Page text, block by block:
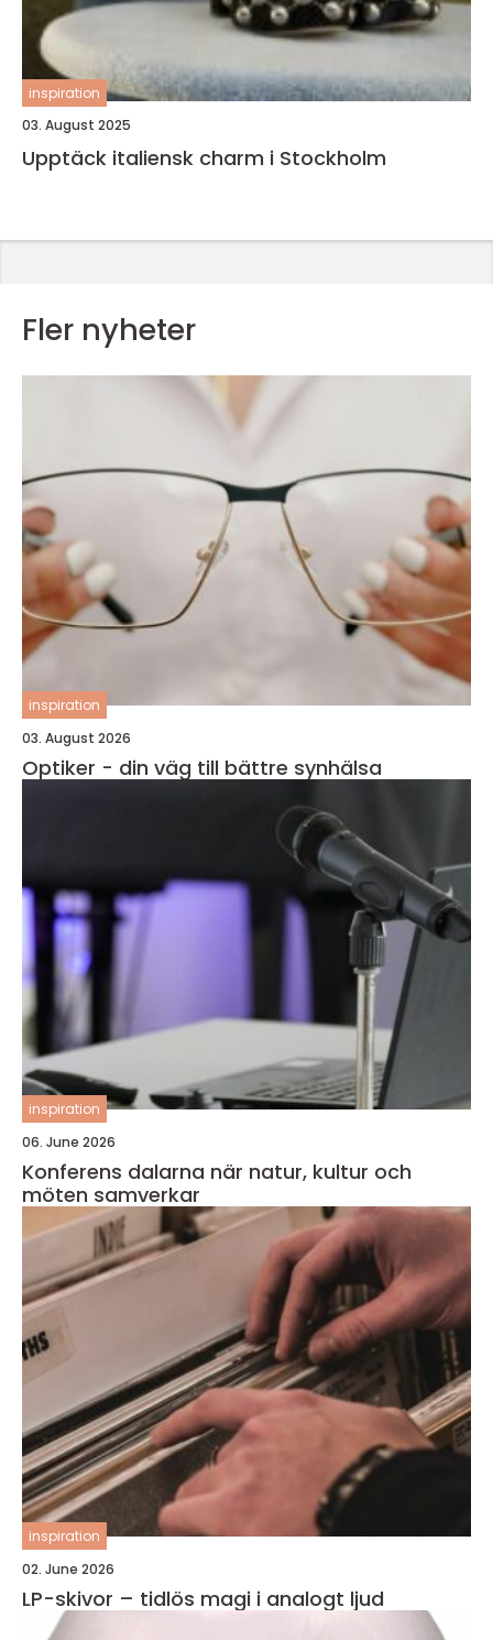
inspiration
03. August 2025
Upptäck italiensk charm i Stockholm
Fler nyheter
inspiration
03. August 2026
Optiker - din väg till bättre synhälsa
inspiration
06. June 2026
Konferens dalarna när natur, kultur och
möten samverkar
inspiration
02. June 2026
LP-skivor – tidlös magi i analogt ljud